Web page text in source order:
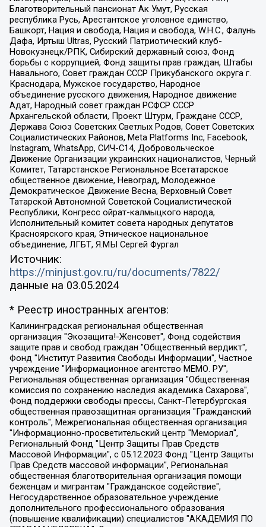
Благотворительный пансионат Ак Умут, Русская
республика Русь, Арестантское уголовное единство,
Башкорт, Нация и свобода, Нация и свобода, W.H.С., Фалунь
Дафа, Иртыш Ultras, Русский Патриотический клуб-
Новокузнецк/РПК, Сибирский державный союз, Фонд
борьбы с коррупцией, Фонд защиты прав граждан, Штабы
Навального, Совет граждан СССР Прикубанского округа г.
Краснодара, Мужское государство, Народное
объединение русского движения, Народное движение
Адат, Народный совет граждан РСФСР СССР
Архангельской области, Проект Штурм, Граждане СССР,
Держава Союз Советских Светлых Родов, Совет Советских
Социалистических Районов, Meta Platforms Inc, Facebook,
Instagram, WhatsApp, СИЧ-С14, Добровольческое
Движение Организации украинских националистов, Черный
Комитет, Татарстанское Региональное Всетатарское
общественное движение, Невоград, Молодежное
Демократическое Движение Весна, Верховный Совет
Татарской Автономной Советской Социалистической
Республики, Конгресс ойрат-калмыцкого народа,
Исполнительный комитет совета народных депутатов
Красноярского края, Этническое национальное
объединение, ЛГБТ, Я.МЫ Сергей Фургал
Источник:
https://minjust.gov.ru/ru/documents/7822/
данные на 03.05.2024
* Реестр иностранных агентов:
Калининградская региональная общественная организация "Экозащита!-Женсовет", Фонд содействия защите прав и свобод граждан "Общественный вердикт", Фонд "Институт Развития Свободы Информации", Частное учреждение "Информационное агентство МЕМО. РУ", Региональная общественная организация "Общественная комиссия по сохранению наследия академика Сахарова", Фонд поддержки свободы прессы, Санкт-Петербургская общественная правозащитная организация "Гражданский контроль", Межрегиональная общественная организация "Информационно-просветительский центр "Мемориал", Региональный Фонд "Центр Защиты Прав Средств Массовой Информации", с 05.12.2023 Фонд "Центр Защиты Прав Средств массовой информации", Региональная общественная благотворительная организация помощи беженцам и мигрантам "Гражданское содействие", Негосударственное образовательное учреждение дополнительного профессионального образования (повышение квалификации) специалистов "АКАДЕМИЯ ПО ПРАВАМ ЧЕЛОВЕКА", Свердловская региональная общественная организация "Сутяжник", Автономная некоммерческая организация "Центр независимых социологических исследований", Союз общественных объединений "Российский исследовательский центр по правам человека", Региональное общественное учреждение научно-информационный центр "МЕМОРИАЛ", Некоммерческая организация "Фонд защиты гласности", Автономная некоммерческая организация "Институт прав человека", Городская общественная организация "Екатеринбургское общество "МЕМОРИАЛ", Городская общественная организация "Рязанское историко-просветительское и правозащитное общество "Мемориал" (Рязанский Мемориал), Челябинский региональный орган общественной самодеятельности – женское общественное объединение "Женщины Евразии", Челябинский региональный орган общественной самодеятельности "Уральская правозащитная группа", Фонд содействия защите здоровья и социальной справедливости имени Андрея Рылькова, Автономная Некоммерческая Организация "Аналитический Центр Юрия Левады", Автономная некоммерческая организация социальной поддержки населения "Проект Апрель", Региональная общественная организация помощи женщинам и детям, находящимся в кризисной ситуации "Информационно-методический центр "Анна", Фонд содействия развитию массовых коммуникаций и правовому просвещению "Так-так-Так", Фонд содействия устойчивому развитию "Серебряная тайга", Свердловский региональный общественный фонд социальных проектов "Новое время", "Idel.Реалии", Кавказ.Реалии, Крым.Реалии, Телеканал Настоящее Время, Татаро-башкирская служба Радио Свобода (Azatliq Radiosi), Радио Свободная Европа/Радио Свобода (PCE/PC), "Сибирь.Реалии", "Фактограф", Благотворительный фонд помощи осужденным и их семьям, Автономная некоммерческая организация "Институт глобализации и социальных движений", Фонд "В защиту прав заключенных", Частное учреждение "Центр поддержки и содействия развитию средств массовой информации", Пензенский региональный общественный благотворительный фонд "Гражданский союз", "Север.Реалии", Некоммерческая организация Фонд "Правовая инициатива", Общество с ограниченной ответственностью "Радио Свободная Европа/Радио Свобода", Чешское информационное агентство "MEDIUM-ORIENT", Красноярская региональная общественная организация "Мы против СПИДа", Камалягин Денис Николаевич, Маркелов Сергей Евгеньевич, Пономарев Лев Александрович, Савицкая Людмила Алексеевна, Автономная некоммерческая организация "Центр по работе с проблемой насилия "НАСИЛИЮ.НЕТ", Межрегиональный профессиональный союз работников здравоохранения "Альянс врачей", Юридическое лицо, зарегистрированное в Латвийской Республике, SIA "Medusa Project" (регистрационный номер 40103797863, дата регистрации 10.06.2014), Некоммерческая организация "Фонд по борьбе с коррупцией", Автономная некоммерческая организация "Институт права и публичной политики", Баданин Роман Сергеевич, Гликин Максим Александрович, Железнова Мария Михайловна, Лукьянова Юлия Сергеевна, Маетная Елизавета Витальевна, Маняхин Петр Борисович, Чуракова Ольга Владимировна, Ярош Юлия Петровна, Юридическое лицо "The Insider SIA", зарегистрированное в Риге, Латвийская Республика (дата регистрации 26.06.2015), являющееся администратором доменного имени интернет-издания "The Insider SIA", https://theins.ru, Постернак Алексей Евгеньевич, Рубин Михаил Аркадьевич, Анин Роман Александрович, Юридическое лицо Istories fonds, зарегистрированное в Латвийской Республике (регистрационный номер 50008295751, дата регистрации 24.02.2020), Великовский Дмитрий Александрович, Долинина Ирина Николаевна, Мароховская Алеся Алексеевна, Шлейнов Роман Юрьевич, Шмагун Олеся Валентиновна, Общество с ограниченной ответственностью "Альтаир 2021", Общество с ограниченной ответственностью "Вега 2021", Общество с ограниченной ответственностью "Главный редактор 2021", Общество с ограниченной ответственностью "Ромашки монолит", Важенков Артем Валерьевич, Ивановская областная общественная организация "Центр гендерных исследований", Гурман Юрий Альбертович, Медиапроект "ОВД-Инфо", Егоров Владимир Владимирович, Жилинский Владимир Александрович, Общество с ограниченной ответственностью "ЗП", Иванова София Юрьевна, Карезина Инна Павловна, Кильтау Екатерина Викторовна, Петров Алексей Викторович, Пискунов Сергей Евгеньевич, Смирнов Сергей Сергеевич, Тихонов Михаил Сергеевич, Общество с ограниченной ответственностью "ЖУРНАЛИСТ-ИНОСТРАННЫЙ АГЕНТ", Арапова Галина Юрьевна, Вольтская Татьяна Анатольевна, Американская компания "Mason G.E.S. Anonymous Foundation" (США), являющаяся владельцем интернет-издания https://mnews.world/, Компания "Stichting Bellingcat", зарегистрированная в Нидерландах (дата регистрации 11.07.2018), Захаров Андрей Вячеславович, Клепиковская Екатерина Дмитриевна, Общество с ограниченной ответственностью "МЕМО", Перл Роман Александрович, Симонов Евгений Алексеевич, Соловьева Елена Анатольевна, Сотников Даниил Владимирович, Сурначева Елизавета Дмитриевна, Автономная некоммерческая организация по защите прав человека и информированию населения "Якутия – Наше Мнение", Общество с ограниченной ответственностью "Москоу диджитал медиа", с 26.01.2023 Общество с ограниченной ответственностью "Чайка Белые сады", Ветошкина Валерия Валерьевна, Заговора Максим Александрович, Межрегиональное общественное движение "Российская ЛГБТ - сеть", Оленичев Максим Владимирович, Павлов Иван Юрьевич, Скворцова Елена Сергеевна, Общество с ограниченной ответственностью "Как бы инагент", Кочетков Игорь Викторович, Общество с ограниченной ответственностью "Честные выборы", Еланчик Олег Александрович, Общество с ограниченной ответственностью "Нобелевский призыв", Гималова Регина Эмилевна, Григорьев Андрей Валерьевич, Григорьева Алина Александровна, Ассоциация по содействию защите прав призывников, альтернативнослужащих и военнослужащих "Правозащитная группа "Гражданин.Армия.Право", Хисамова Регина Фаритовна, Автономная некоммерческая организация по реализации социально-правовых программ "Лилит", Дальневосточное общественное движение "Маяк", Санкт-Петербургская ЛГБТ-инициативная группа "Выход", Инициативная группа ЛГБТ+ "Реверс", Алексеев Андрей Викторович, Бекбулатова Таисия Львовна, Беляев Иван Михайлович, Владыкина Елена Сергеевна, Гельман Марат Александрович, Никульшина Вероника Юрьевна, Толоконникова Надежда Андреевна, Шендерович Виктор Анатольевич, Общество с ограниченной ответственностью "Данное сообщение", Общество с ограниченной ответственностью Издательский дом "Новая глава", Айнбиндер Александра Александровна, Московский комьюнити-центр для ЛГБТ+инициатив, Благотворительный фонд развития филантропии, Deutsche Welle (Германия, Kurt-Schumacher-Strasse 3, 53113 Bonn), Борзунова Мария Михайловна, Воробьев Виктор Викторович, Голубева Анна Львовна, Константинова Алла Михайловна, Малкова Ирина Владимировна, Мурадов Мурад Абдулгалимович, Осетинская Елизавета Николаевна, Понасенков Евгений Николаевич, Ганапольский Матвей Юрьевич, Киселев Евгений Алексеевич, Борухович Ирина Григорьевна, Дремин Иван Тимофеевич, Дубровский Дмитрий Викторович, Красноярская региональная общественная организация поддержки и развития альтернативных образовательных технологий и межкультурных коммуникаций "ИНТЕРРА", Маяковская Екатерина Алексеевна, Фейгин Марк Захарович, Филимонов Андрей Викторович, Дзугкоева Регина Николаевна, Доброхотов Роман Александрович, Дудь Юрий Александрович, Елкин Сергей Владимирович, Кругликов Кирилл Игоревич, Сабунаева Мария Леонидовна, Семенов Алексей Владимирович, Шаинян Карен Багратович, Шульман Екатерина Михайловна, Асафьев Артур Валерьевич, Вахштайн Виктор Семенович, Венедиктов Алексей Алексеевич, Лушникова Екатерина Евгеньевна, Волков Леонид Михайлович, Невзоров Александр Глебович, Пархоменко Сергей Борисович, Сироткин Ярослав Николаевич, Кара-Мурза Владимир Владимирович, Баранова Наталья Владимировна, Гозман Леонид Яковлевич, Кагарлицкий Борис Юльевич, Климарев Михаил Валерьевич, Милов Владимир Станиславович, Автономная некоммерческая организация Краснодарский центр современного искусства "Типография", Моргенштерн Алишер Тагирович, Соболь Любовь Эдуардовна, Общество с ограниченной ответственностью "ЛИЗА НОРМ", Каспаров Гарри Кимович, Ходорковский Михаил Борисович, Общество с ограниченной ответственностью "Апрельские тезисы", Данилович Ирина Брониславовна, Кашин Олег Владимирович, Петров Николай Владимирович, Пивоваров Алексей Владимирович, Соколов Михаил Владимирович, Цветкова Юлия Владимировна, Чичваркин Евгений Александрович, Комитет против пыток/Команда против пыток, Общество с ограниченной ответственностью "Первый научный", Общество с ограниченной ответственностью "Вертолет и ко", Белоцерковская Вероника Борисовна, Кац Максим Евгеньевич, Лазарева Татьяна Юрьевна, Шаведдинов Руслан Табризович, Яшин Илья Валерьевич, Общество с ограниченной ответственностью "Иноагент ААВ", Алешковский Дмитрий Петрович, Альбац Евгения Марковна, Быков Дмитрий Львович, Галямина Юлия Евгеньевна, Лойко Сергей Леонидович, Мартынов Кирилл Константинович, Медведев Сергей Александрович, Крашенинников Федор Геннадиевич, Гордеева Катерина Вл